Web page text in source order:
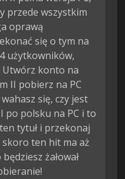
przede wszystkim
oprawą
się o tym na
użytkowników,
konto na
II pobierz na PC
się, czy jest
po polsku na PC i to
tytuł i przekonaj
skoro ten hit ma aż
żałował